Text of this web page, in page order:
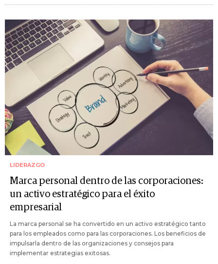
LIDERAZGO
Marca personal dentro de las corporaciones:
un activo estratégico para el éxito
empresarial
La marca personal se ha convertido en un activo estratégico tanto
para los empleados como para las corporaciones. Los beneficios de
impulsarla dentro de las organizaciones y consejos para
implementar estrategias exitosas.